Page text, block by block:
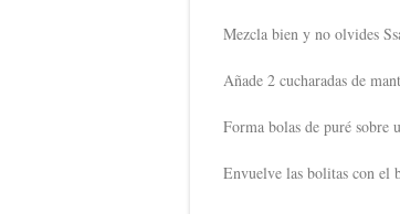
Mezcla bien y no olvides
Añade 2 cucharadas de
Forma bolas de puré sobre
Envuelve las bolitas con el